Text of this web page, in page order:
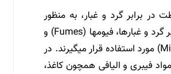
در برابر گرد و غبار، به منظور
حفاظت در برابر گرد و غبارها، فیومها (Fumes) و
یا میستها (Mists) مورد استفاده قرار می­گیرند. در
فیبری و الیافی همچون کاغذ،